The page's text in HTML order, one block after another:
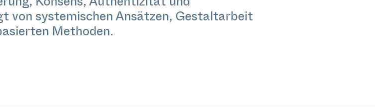
Konsens, Authentizität und
von systemischen Ansätzen, Gestaltarbeit
Methoden.